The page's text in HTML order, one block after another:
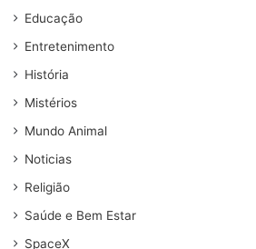
Educação
Entretenimento
História
Mistérios
Mundo Animal
Noticias
Religião
Saúde e Bem Estar
SpaceX